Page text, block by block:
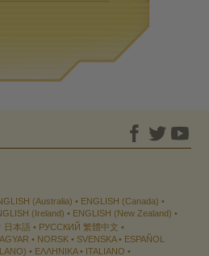
(Australia)
ENGLISH (Canada)
(Ireland)
ENGLISH (New Zealand)
日本語 РУССКИЙ 繁體中文
NORSK SVENSKA
ESPAÑOL
ΕΛΛΗΝΙΚA ITALIANO